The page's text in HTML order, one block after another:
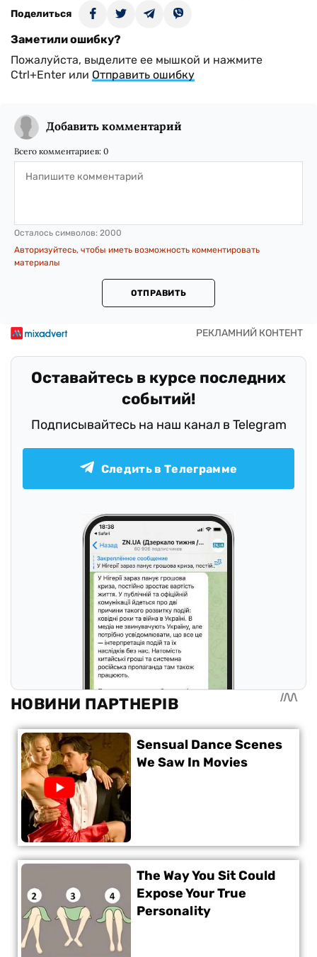
Поделиться
Заметили ошибку?
Пожалуйста, выделите ее мышкой и нажмите
Ctrl+Enter или Отправить ошибку
Добавить комментарий
Всего комментариев: 0
Осталось символов: 2000
Авторизуйтесь, чтобы иметь возможность комментировать
материалы
ОТПРАВИТЬ
Оставайтесь в курсе последних
событий!
Подписывайтесь на наш канал в Telegram
Следить в Телеграмме